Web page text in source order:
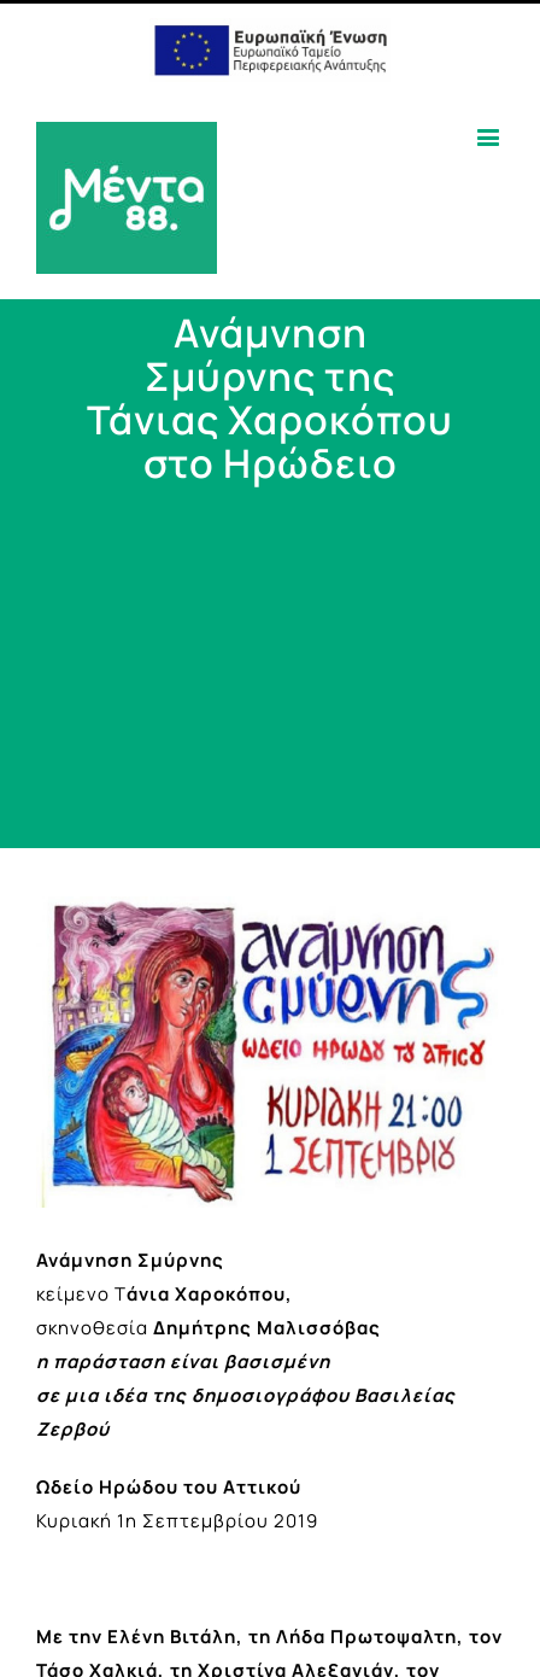
Ανάμνηση
Σμύρνης της
Τάνιας Χαροκόπου
στο Ηρώδειο
View
Larger
Image
Ανάμνηση Σμύρνης
κείμενο Τάνια Χαροκόπου,
σκηνοθεσία Δημήτρης Μαλισσόβας
η παράσταση είναι βασισμένη
σε μια ιδέα της δημοσιογράφου Βασιλείας
Ζερβού
Ωδείο Ηρώδου του Αττικού
Κυριακή 1η Σεπτεμβρίου 2019
Με την Ελένη Βιτάλη, τη Λήδα Πρωτοψαλτη, τον
Τάσο Χαλκιά, τη Χριστίνα Αλεξανιάν, τον